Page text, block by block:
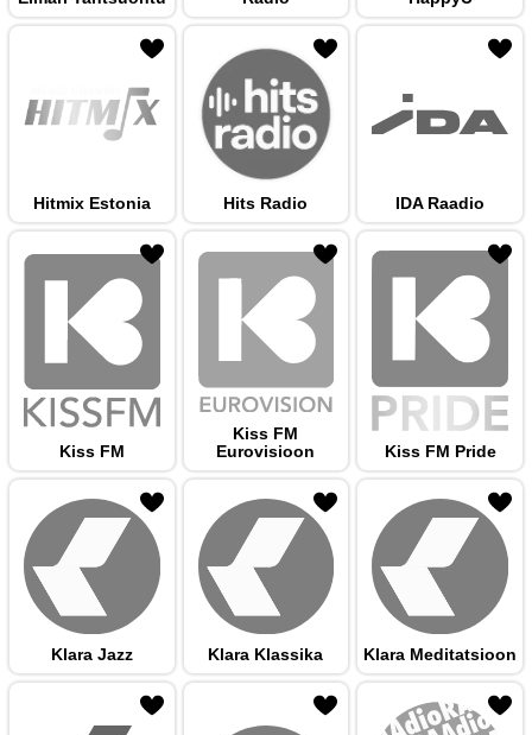
Hitmix Estonia Hits Radio IDA Raadio
Kiss FM
Kiss FM
Eurovisioon
Kiss FM Pride
Klara Jazz Klara Klassika Klara Meditatsioon